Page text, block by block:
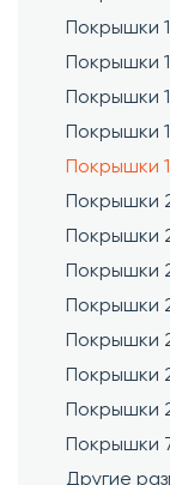
Покрышки
Покрышки
Покрышки
Покрышки
Покрышки
Покрышки
Покрышки
Покрышки
Покрышки
Покрышки
Покрышки
Покрышки
Покрышки
Другие